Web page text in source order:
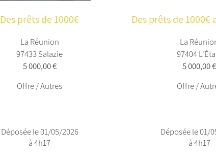
Des prêts de 1000€
La Réunion
97433 Salazie
5 000,00 €
Offre / Autres
Déposée le 01/05/2026
à 4h17
Des prêts de 1000€
La
97404
5 000,00 €
Offre /
Déposée le 01/
à 4h17